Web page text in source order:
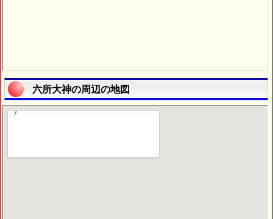
六所大神の周辺の地図